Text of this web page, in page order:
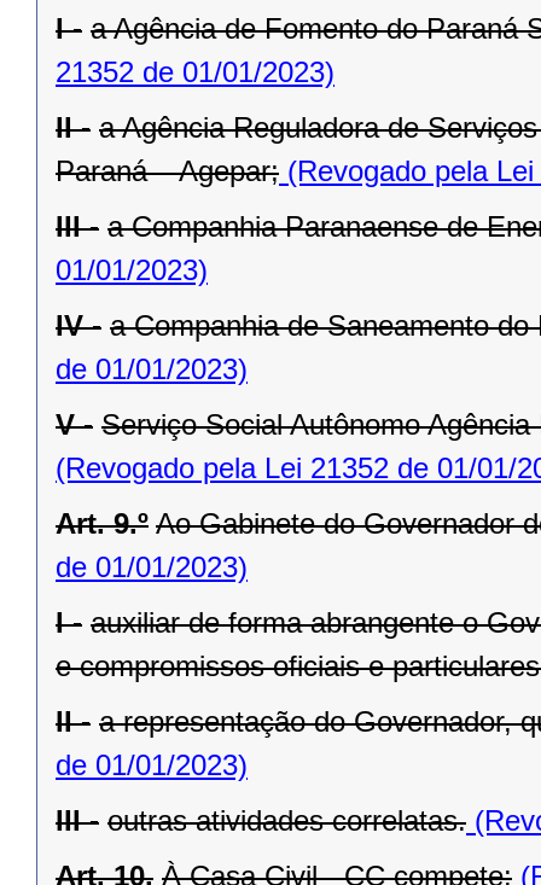
I - a Agência de Fomento do Paraná
21352 de 01/01/2023)
II - a Agência Reguladora de
Paraná – Agepar; (Revogado pela
III - a Companhia Paranaense de
01/01/2023)
IV - a Companhia de Saneamento
de 01/01/2023)
V - Serviço Social Autônomo
(Revogado pela Lei 21352 de 01/01/
Art. 9.º Ao Gabinete do Governador
de 01/01/2023)
I - auxiliar de forma abrangente o
e compromissos oficiais e
II - a representação do Governador,
de 01/01/2023)
III - outras atividades correlatas.
Art. 10. À Casa Civil - CC compete: